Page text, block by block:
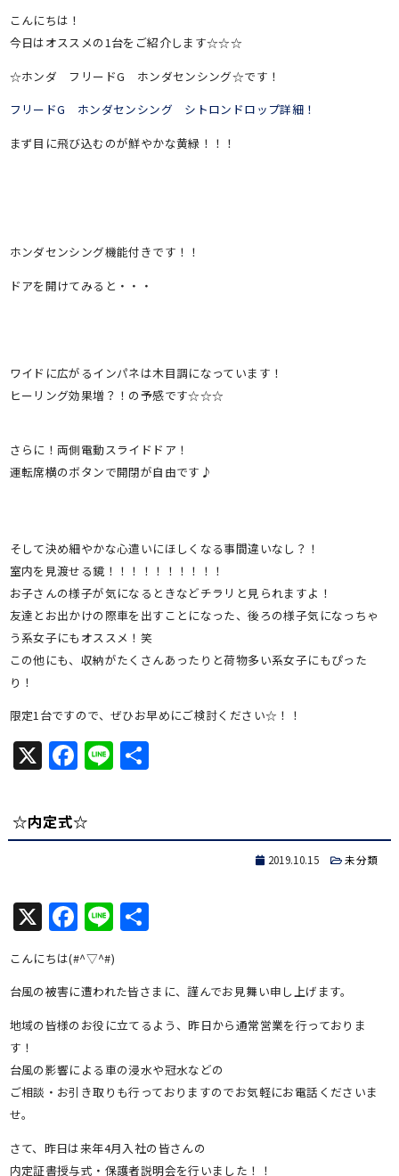
こんにちは！
今日はオススメの1台をご紹介します☆☆☆
☆ホンダ フリードG ホンダセンシング☆です！
フリードG ホンダセンシング シトロンドロップ詳細！
まず目に飛び込むのが鮮やかな黄緑！！！
ホンダセンシング機能付きです！！
ドアを開けてみると・・・
ワイドに広がるインパネは木目調になっています！
ヒーリング効果増？！の予感です☆☆☆
さらに！両側電動スライドドア！
運転席横のボタンで開閉が自由です♪
そして決め細やかな心遣いにほしくなる事間違いなし？！
室内を見渡せる鏡！！！！！！！！！！
お子さんの様子が気になるときなどチラリと見られますよ！
友達とお出かけの際車を出すことになった、後ろの様子気になっちゃ
う系女子にもオススメ！笑
この他にも、収納がたくさんあったりと荷物多い系女子にもぴった
り！
限定1台ですので、ぜひお早めにご検討ください☆！！
X Facebook
Line共
☆内定式☆
2019.10.15 未分類
X Facebook
Line共
こんにちは(#^▽^#)
台風の被害に遭われた皆さまに、謹んでお見舞い申し上げます。
地域の皆様のお役に立てるよう、昨日から通常営業を行っておりま
す！
台風の影響による車の浸水や冠水などの
ご相談・お引き取りも行っておりますのでお気軽にお電話くださいま
せ。
さて、昨日は来年4月入社の皆さんの
内定証書授与式・保護者説明会を行いました！！